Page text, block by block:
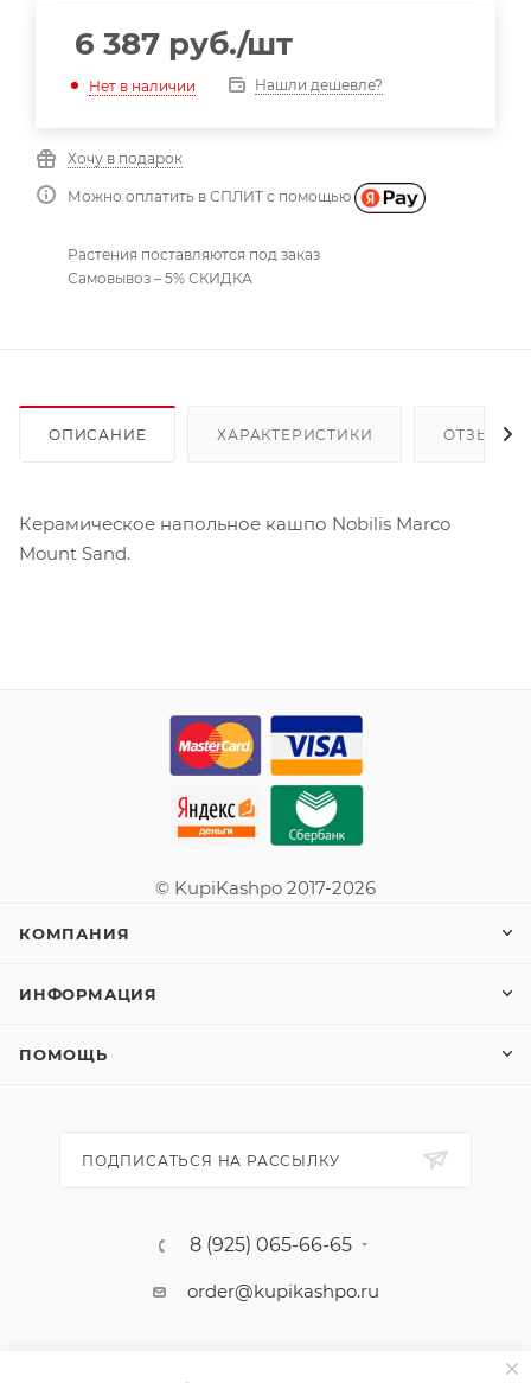
6 387 руб./шт
Нет в наличии Нашли дешевле?
Хочу в подарок
Можно оплатить в СПЛИТ с помощью
Растения поставляются под заказ
Самовывоз – 5% СКИДКА
ОПИСАНИЕ ХАРАКТЕРИСТИКИ ОТЗЫВЫ
Керамическое напольное кашпо Nobilis Marco
Mount Sand.
© KupiKashpo 2017-2026
КОМПАНИЯ
ИНФОРМАЦИЯ
ПОМОЩЬ
ПОДПИСАТЬСЯ НА РАССЫЛКУ
8 (925) 065-66-65
order@kupikashpo.ru